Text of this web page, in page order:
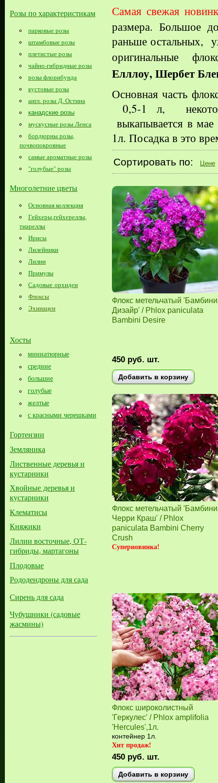
Розы по характеристикам
парковые розы
штамбовые розы
плетистые розы
чайно-гибридные розы
розы флорибунда
кустовые розы
англ. розы Д. Остина
канадские розы
мускусные розы Ленса
бордюрны розы,
почвопокровные
самые ароматные розы
"голубые" розы
Многолетние цветы
Основная коллекция
Гейхеры,гейхереллы,
тиареллы
Ирисы
Лилейники
Лилии
Примулы
Садовые орхидеи
Флоксы
Эхинацеи
Хосты
миниатюрные
средние
большие​
голубые
желтые
с красными черешками
Гортензии
Земляника
Лиственные деревья и
кустарники
Хвойные деревья и
кустарники
Клематисы
Княжики
Лилии восточные, ОТ-
гибриды, мартагоны
Плодовые
Рододендроны для сада
Сирень для сада
Чубушники (садовые
жасмины)
Самая свежая
размера. Большое
раньше остальных,
оригинальные
Елллоу, Шербет
Основная часть
0,5-1 л,
выкапывается в
1л. Посадка в это
Сортировать по: Цене
Флокс метельчатый 'Бамбини
Дизайр' / Phlox paniculata
Bambini Desire
450 руб. шт.
Добавить в корзину
Флокс метельчатый 'Бамбини
Черри Краш' / Phlox
paniculata Bambini Cherry
Crush
Суперновинка!
Флокс широколистный
'Геркулес' / Phlox amplifolia
'Hercules',1л.
контейнер 1л.
Хит продаж!
450 руб. шт.
Добавить в корзину